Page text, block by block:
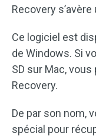
Recovery
Ce logiciel est
de Windows. Si
SD sur Mac,
Recovery.
De par son nom,
spécial pour